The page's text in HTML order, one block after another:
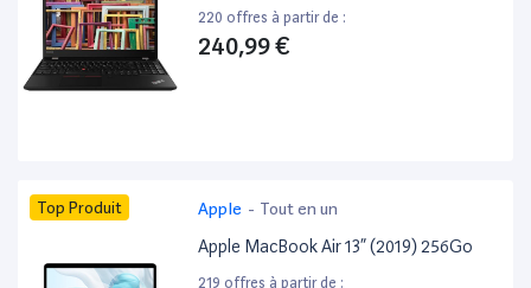
220 offres à partir de :
240,99 €
Top Produit Apple - Tout en un
Apple MacBook Air 13” (2019) 256Go
219 offres à partir de :